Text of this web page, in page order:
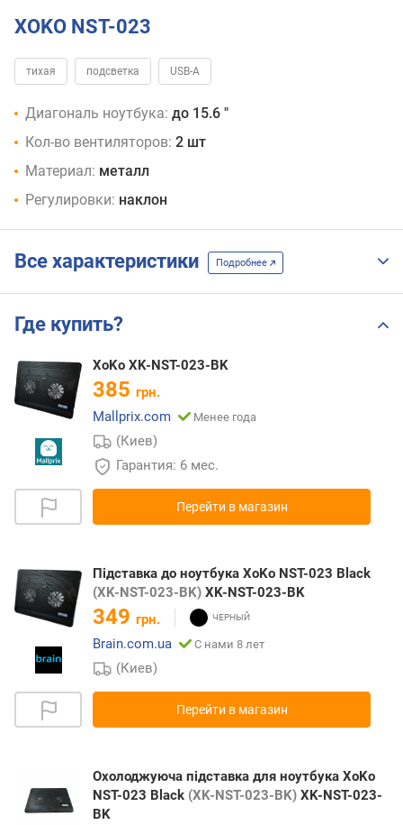
XOKO NST-023
тихая подсветка USB-A
Диагональ ноутбука: до 15.6 "
Кол-во вентиляторов: 2 шт
Материал: металл
Регулировки: наклон
Все характеристики Подробнее
Где купить?
XoKo XK-NST-023-BK
385 грн.
Mallprix.com
Менее года
(Киев)
Гарантия: 6 мес.
Перейти в магазин
Підставка до ноутбука XoKo NST-023 Black
(XK-NST-023-BK) XK-NST-023-BK
349 грн.
Brain.com.ua
С нами 8 лет
(Киев)
Перейти в магазин
Охолоджуюча пiдставка для ноутбука XoKo
NST-023 Black (XK-NST-023-BK) XK-NST-023-
BK